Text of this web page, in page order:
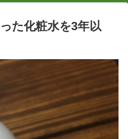
た化粧水を3年以